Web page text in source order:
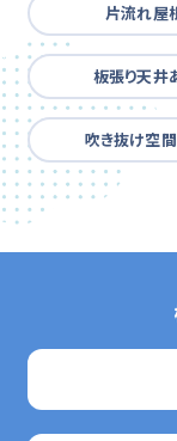
片流れ屋
板張り天井
吹き抜け空